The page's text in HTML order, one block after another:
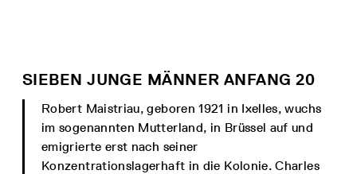
SIEBEN JUNGE MÄNNER ANFANG 20
Robert Maistriau, geboren 1921 in Ixelles, wuchs
im sogenannten Mutterland, in Brüssel auf und
emigrierte erst nach seiner
Konzentrationslagerhaft in die Kolonie. Charles